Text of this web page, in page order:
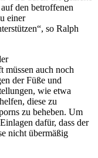
den betroffenen
einer
so Ralph
müssen auch noch
der Füße und
wie etwa
diese zu
zu beheben. Um
dafür, dass der
nicht übermäßig